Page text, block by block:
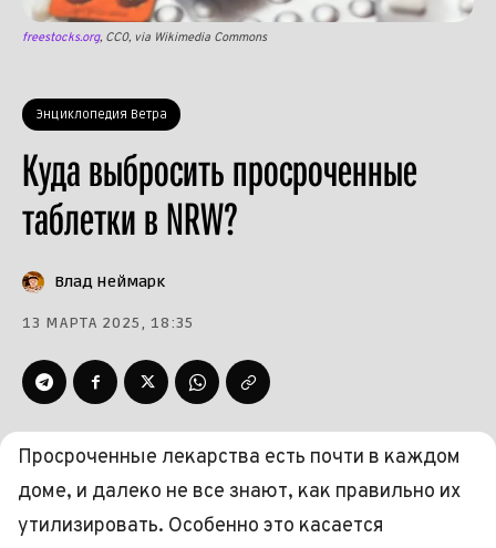
Энциклопедия Ветра
Куда выбросить просроченные
таблетки в NRW?
freestocks.org, CC0, via Wikimedia Commons
Влад Неймарк
13 МАРТА 2025, 18:35
Просроченные лекарства есть почти в каждом
доме, и далеко не все знают, как правильно их
утилизировать. Особенно это касается